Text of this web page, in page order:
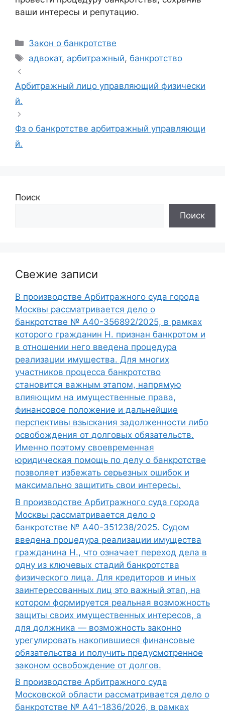
ваши интересы и репутацию.
Рубрики
Закон о банкротстве
Метки
адвокат, арбитражный,банкротство
Арбитражный лицо управляющий физически
й.
Фз о банкротстве арбитражный управляющи
й.
Поиск
Поиск
Свежие записи
В производстве Арбитражного суда города
Москвы рассматривается дело о
банкротстве № А40-356892/2025, в рамках
которого гражданин Н. признан банкротом и
в отношении него введена процедура
реализации имущества. Для многих
участников процесса банкротство
становится важным этапом, напрямую
влияющим на имущественные права,
финансовое положение и дальнейшие
перспективы взыскания задолженности либо
освобождения от долговых обязательств.
Именно поэтому своевременная
юридическая помощь по делу о банкротстве
позволяет избежать серьезных ошибок и
максимально защитить свои интересы.
В производстве Арбитражного суда города
Москвы рассматривается дело о
банкротстве № А40-351238/2025. Судом
введена процедура реализации имущества
гражданина Н., что означает переход дела в
одну из ключевых стадий банкротства
физического лица. Для кредиторов и иных
заинтересованных лиц это важный этап, на
котором формируется реальная возможность
защиты своих имущественных интересов, а
для должника — возможность законно
урегулировать накопившиеся финансовые
обязательства и получить предусмотренное
законом освобождение от долгов.
В производстве Арбитражного суда
Московской области рассматривается дело о
банкротстве № А41-1836/2026, в рамках